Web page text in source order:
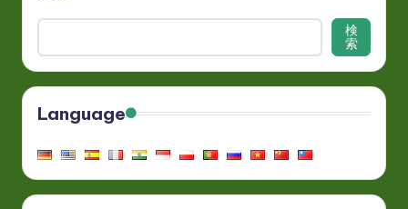
検
索
Language